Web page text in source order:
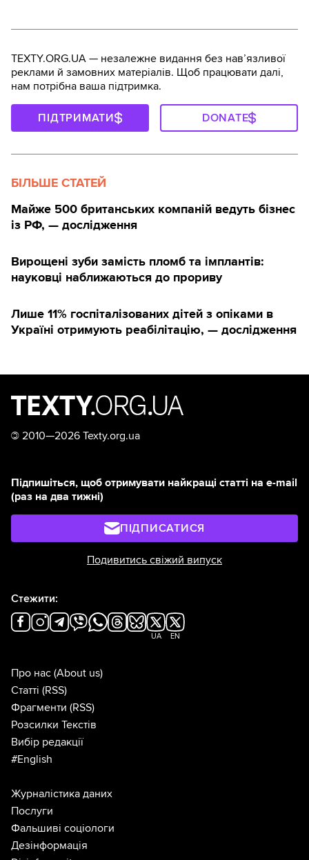
TEXTY.ORG.UA — незалежне видання без навʼязливої
реклами й замовних матеріалів. Щоб працювати далі,
нам потрібна ваша підтримка.
ПІДТРИМАТИ DONATE
БІЛЬШЕ СТАТЕЙ
Майже 500 британських компаній ведуть бізнес
із РФ, — дослідження
Вирощені зуби замість пломб та імплантів:
науковці наближаються до прориву
Лише 11% госпіталізованих дітей з опіками в
Україні отримують реабілітацію, — дослідження
© 2010—2026 Texty.org.ua
Підпишіться, щоб отримувати найкращі статті на e-mail
(раз на два тижні)
ПІДПИСАТИСЯ
Подивитись свіжий випуск
Стежити:
UA EN
Про нас (About us)
Статті (RSS)
Фрагменти (RSS)
Розсилки Текстів
Вибір редакції
#English
Журналістика даних
Послуги
Фальшиві соціологи
Дезінформація